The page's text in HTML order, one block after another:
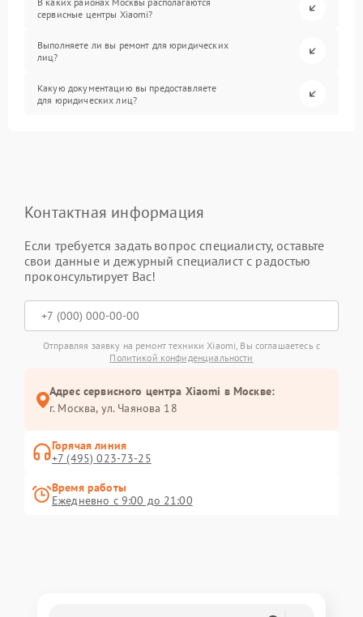
сервисные центры Xiaomi?
Выполняете ли вы ремонт для юридических
лиц?
Какую документацию вы предоставляете
для юридических лиц?
Контактная информация
Если требуется задать вопрос специалисту, оставьте
свои данные и дежурный специалист с радостью
проконсультирует Вас!
Отправляя заявку на ремонт техники Xiaomi, Вы соглашаетесь с
Политикой конфиденциальности
Адрес сервисного центра Xiaomi в Москве:
г. Москва, ул. Чаянова 18
Горячая линия
+7 (495) 023-73-25
Время работы
Ежедневно с 9:00 до 21:00